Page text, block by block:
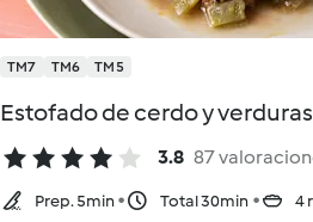
TM7 TM6 TM5
Estofado de cerdo y
3.8 87
Prep. 5min Total 30min 4